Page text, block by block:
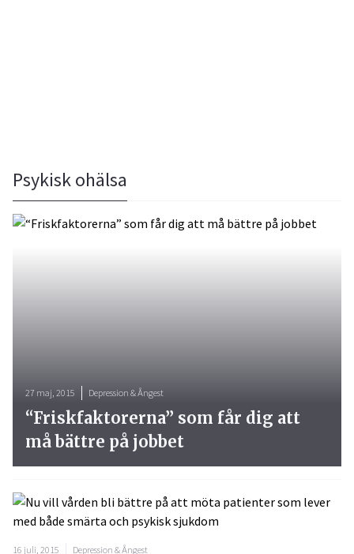
Psykisk ohälsa
16 juli, 2015 Depression & Ångest
27 maj, 2015 Depression & Ångest
“Friskfaktorerna” som får dig att
må bättre på jobbet